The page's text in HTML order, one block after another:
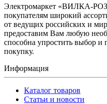
Электромаркет «ВИЛКА-
покупателям широкий
от ведущих российских и
предоставим Вам любую
способна упростить выбор и
покупку.
Информация
Каталог товаров
Статьи и новости